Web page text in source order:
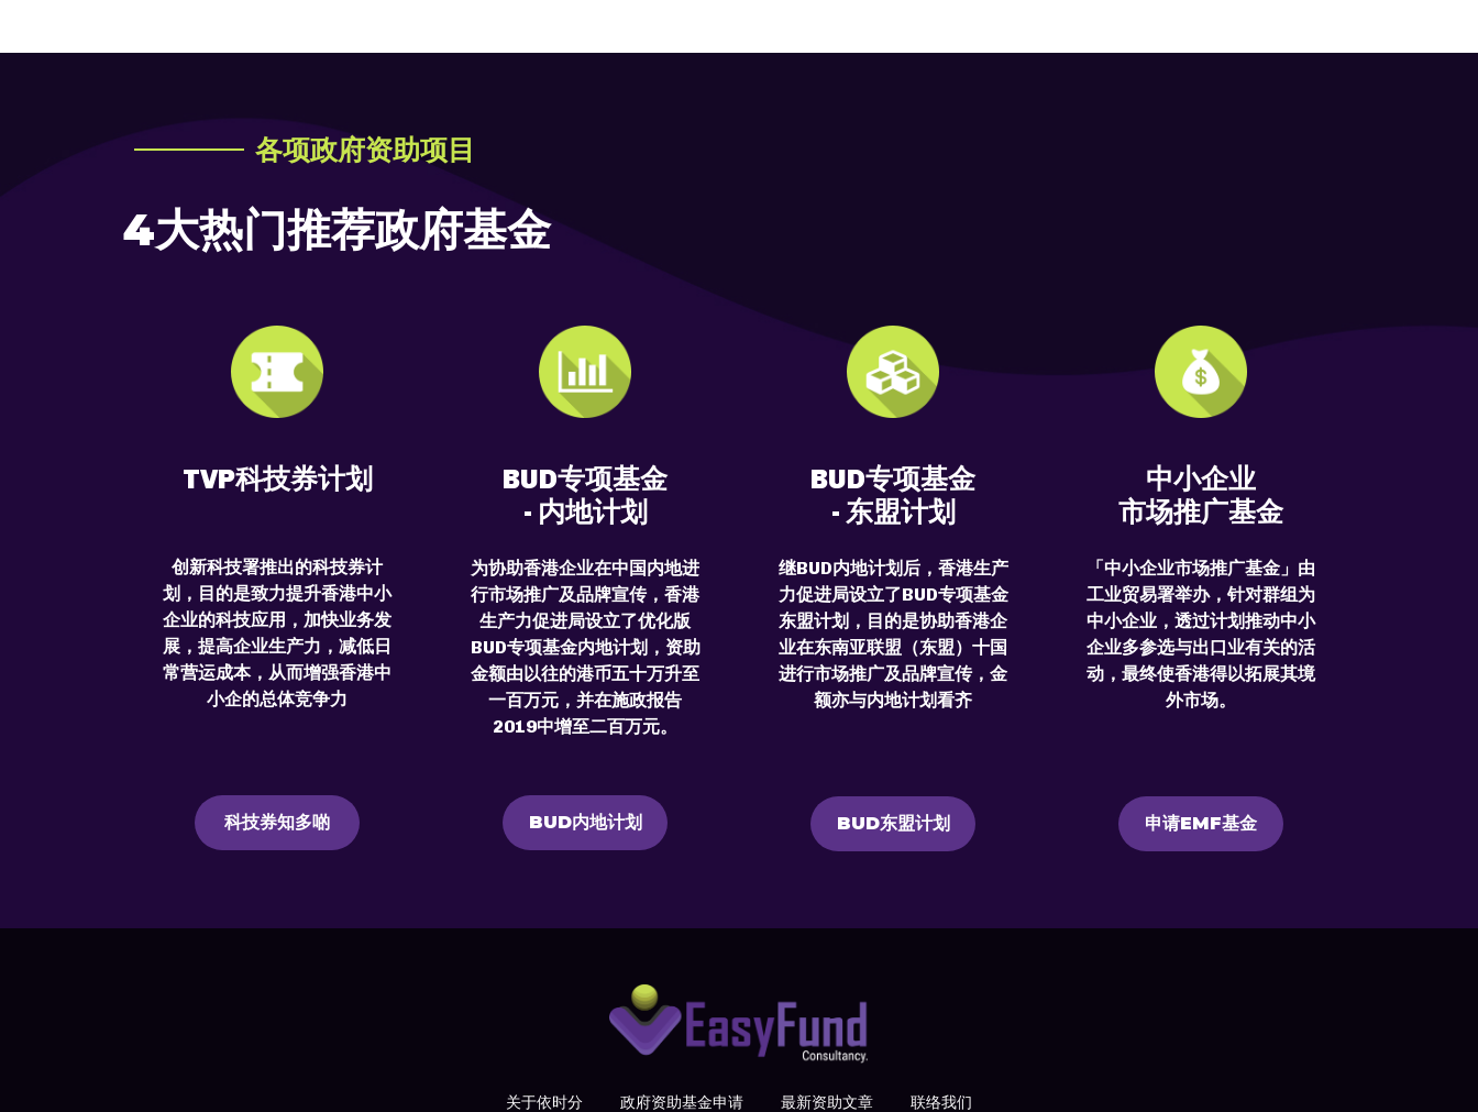
各项政府资助项目
4大热门推荐政府基金
TVP科技券计划
创新科技署推出的科技券计
划，目的是致力提升香港中小
企业的科技应用，加快业务发
展，提高企业生产力，减低日
常营运成本，从而增强香港中
小企的总体竞争力
科技券知多啲
BUD专项基金
- 内地计划
为协助香港企业在中国内地进
行市场推广及品牌宣传，香港
生产力促进局设立了优化版
BUD专项基金内地计划，资助
金额由以往的港币五十万升至
一百万元，并在施政报告
2019中增至二百万元。
BUD内地计划
BUD专项基金
- 东盟计划
继BUD内地计划后，香港生产
力促进局设立了BUD专项基金
东盟计划，目的是协助香港企
业在东南亚联盟（东盟）十国
进行市场推广及品牌宣传，金
额亦与内地计划看齐
BUD东盟计划
中小企业
市场推广基金
「中小企业市场推广基金」由
工业贸易署举办，针对群组为
中小企业，透过计划推动中小
企业多参选与出口业有关的活
动，最终使香港得以拓展其境
外市场。
申请EMF基金
关于依时分 政府资助基金申请 最新资助文章 联络我们